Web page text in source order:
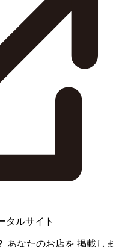
タルサイト
あなたのお店を 掲載しま